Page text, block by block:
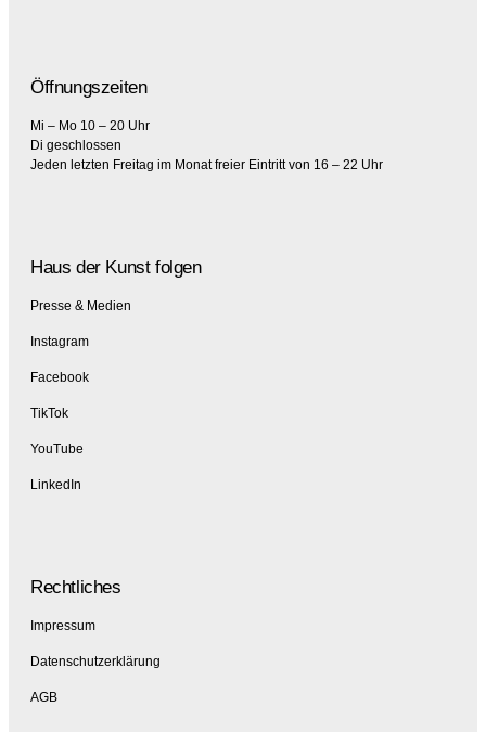
Öffnungszeiten
Mi – Mo 10 – 20 Uhr
Di geschlossen
Jeden letzten Freitag im Monat freier Eintritt von 16 – 22 Uhr
Haus der Kunst folgen
Presse & Medien
Instagram
Facebook
TikTok
YouTube
LinkedIn
Rechtliches
Impressum
Datenschutzerklärung
AGB